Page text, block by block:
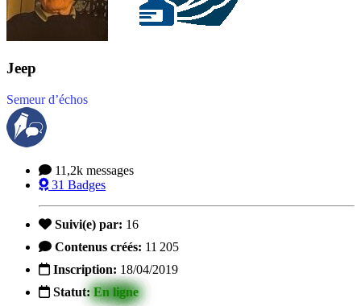
Jeep
Semeur d’échos
11,2k messages
31 Badges
Suivi(e) par: 16
Contenus créés: 11 205
Inscription: 18/04/2019
Statut: En ligne